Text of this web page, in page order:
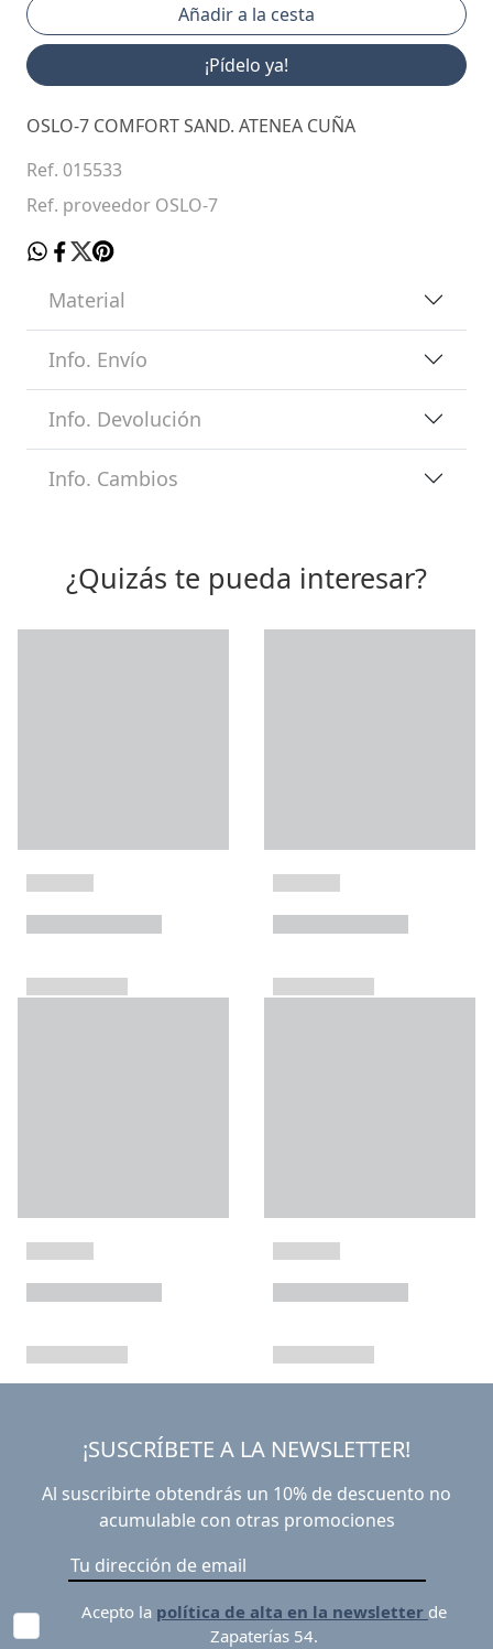
¡Pídelo ya!
OSLO-7 COMFORT SAND. ATENEA CUÑA
Ref. 015533
Ref. proveedor OSLO-7
Material
Info. Envío
Info. Devolución
Info. Cambios
¿Quizás te pueda interesar?
¡SUSCRÍBETE A LA NEWSLETTER!
Al suscribirte obtendrás un 10% de descuento no
acumulable con otras promociones
Acepto la política de alta en la newsletter de
Zapaterías 54.